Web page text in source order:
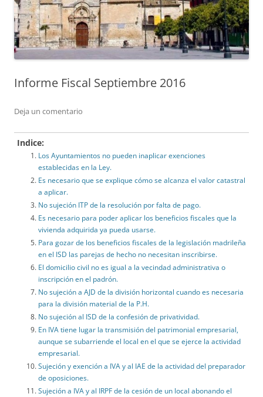
Informe Fiscal Septiembre 2016
Deja un comentario
Indice:
Los Ayuntamientos no pueden inaplicar exenciones
establecidas en la Ley.
Es necesario que se explique cómo se alcanza el valor catastral
a aplicar.
No sujeción ITP de la resolución por falta de pago.
Es necesario para poder aplicar los beneficios fiscales que la
vivienda adquirida ya pueda usarse.
Para gozar de los beneficios fiscales de la legislación madrileña
en el ISD las parejas de hecho no necesitan inscribirse.
El domicilio civil no es igual a la vecindad administrativa o
inscripción en el padrón.
No sujeción a AJD de la división horizontal cuando es necesaria
para la división material de la P.H.
No sujeción al ISD de la confesión de privatividad.
En IVA tiene lugar la transmisión del patrimonial empresarial,
aunque se subarriende el local en el que se ejerce la actividad
empresarial.
Sujeción y exención a IVA y al IAE de la actividad del preparador
de oposiciones.
Sujeción a IVA y al IRPF de la cesión de un local abonando el